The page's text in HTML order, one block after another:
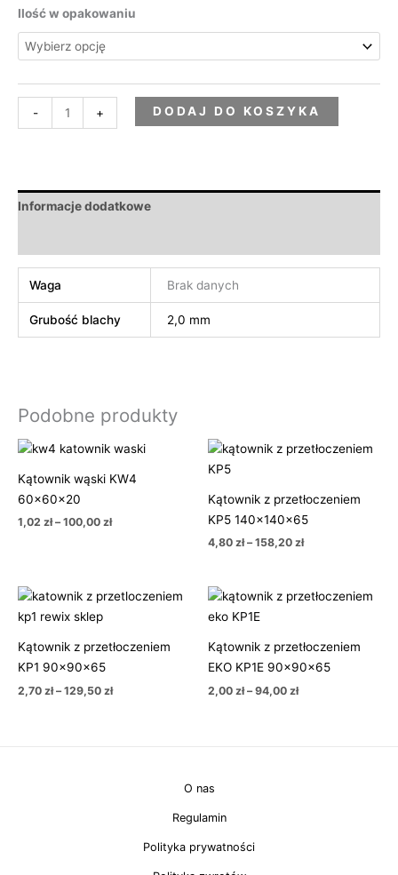
Ilość w opakowaniu
- + DODAJ DO KOSZYKA
Informacje dodatkowe
Waga Brak danych
Grubość blachy 2,0 mm
Podobne produkty
Kątownik wąski KW4
60x60x20
1,02 zł – 100,00 zł
Zakres
cen:
od
1,02 zł
100,00 zł
Kątownik z przetłoczeniem
KP5 140x140x65
4,80 zł – 158,20 zł
Zakres
cen:
do
158,20 zł
Kątownik z przetłoczeniem
KP1 90x90x65
2,70 zł – 129,50 zł
Zakres
do
Kątownik z przetłoczeniem
EKO KP1E 90x90x65
2,00 zł – 94,00 zł
Zakres
do
94,00 zł
O nas
Regulamin
Polityka prywatności